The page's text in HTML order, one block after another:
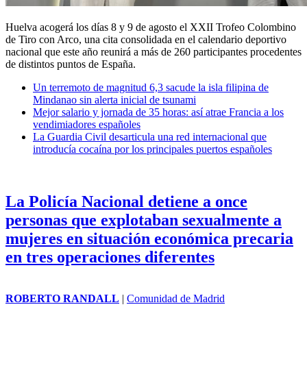
Huelva acogerá los días 8 y 9 de agosto el XXII Trofeo Colombino
de Tiro con Arco, una cita consolidada en el calendario deportivo
nacional que este año reunirá a más de 260 participantes procedentes
de distintos puntos de España.
Un terremoto de magnitud 6,3 sacude la isla filipina de
Mindanao sin alerta inicial de tsunami
Mejor salario y jornada de 35 horas: así atrae Francia a los
vendimiadores españoles
La Guardia Civil desarticula una red internacional que
introducía cocaína por los principales puertos españoles
La Policía Nacional detiene a once
personas que explotaban sexualmente a
mujeres en situación económica precaria
en tres operaciones diferentes
ROBERTO RANDALL | Comunidad de Madrid